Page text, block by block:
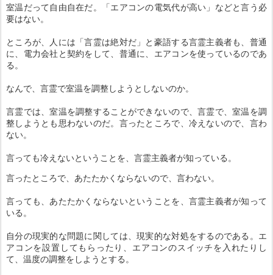
室温だって自由自在だ。「エアコンの電気代が高い」などと言う必
要はない。
ところが、人には「言霊は絶対だ」と豪語する言霊主義者も、普通
に、電力会社と契約をして、普通に、エアコンを使っているのであ
る。
なんで、言霊で室温を調整しようとしないのか。
言霊では、室温を調整することができないので、言霊で、室温を調
整しようとも思わないのだ。言ったところで、冷えないので、言わ
ない。
言っても冷えないということを、言霊主義者が知っている。
言ったところで、あたたかくならないので、言わない。
言っても、あたたかくならないということを、言霊主義者が知って
いる。
自分の現実的な問題に関しては、現実的な対処をするのである。エ
アコンを設置してもらったり、エアコンのスイッチを入れたりし
て、温度の調整をしようとする。